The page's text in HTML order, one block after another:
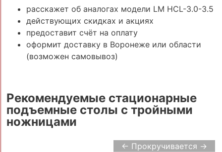
расскажет об аналогах модели LM HCL-3.0-3.5
действующих скидках и акциях
предоставит счёт на оплату
оформит доставку в Воронеже или области
(возможен самовывоз)
Рекомендуемые стационарные
подъемные столы с тройными
ножницами
← Прокручивается →